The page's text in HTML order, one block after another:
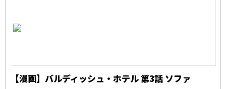
【漫画】バルディッシュ・ホテル 第3話 ソファ